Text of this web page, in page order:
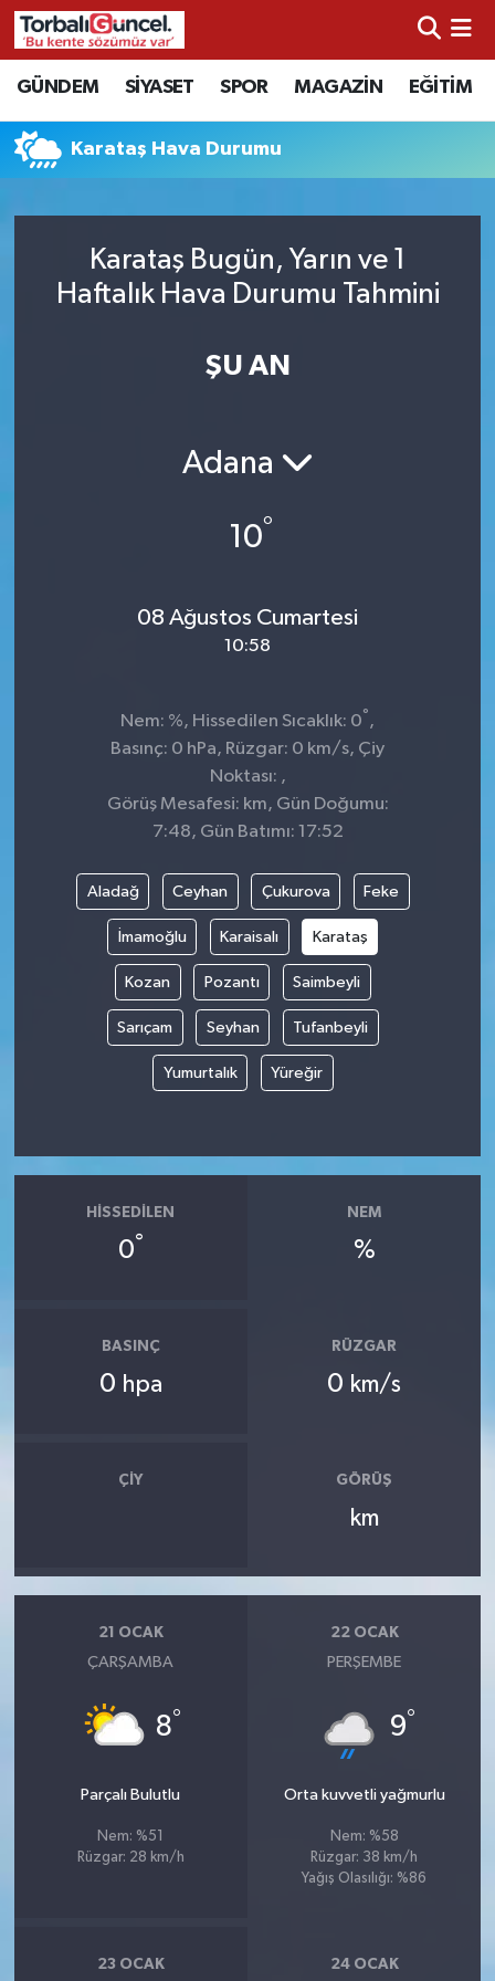
GÜNDEM SİYASET SPOR MAGAZİN EĞİTİM
Karataş Hava Durumu
Karataş Bugün, Yarın ve 1
Haftalık Hava Durumu Tahmini
ŞU AN
Adana
10°
08 Ağustos Cumartesi
10:58
Nem: %, Hissedilen Sıcaklık: 0° ,
Basınç: 0 hPa, Rüzgar: 0 km/s, Çiy
Noktası: ,
Görüş Mesafesi: km, Gün Doğumu:
7:48, Gün Batımı: 17:52
Aladağ Ceyhan Çukurova Feke
İmamoğlu Karaisalı Karataş
Kozan Pozantı Saimbeyli
Sarıçam Seyhan Tufanbeyli
Yumurtalık Yüreğir
HISSEDILEN
0°
NEM
%
BASINÇ
0 hpa
RÜZGAR
0 km/s
ÇIY GÖRÜŞ
km
21 OCAK
ÇARŞAMBA
8°
Parçalı Bulutlu
Nem: %51
Rüzgar: 28 km/h
22 OCAK
PERŞEMBE
9°
Orta kuvvetli yağmurlu
Nem: %58
Rüzgar: 38 km/h
Yağış Olasılığı: %86
23 OCAK 24 OCAK
İzmir Nöbetçi Eczaneler
İzmir Hava Durumu
İzmir Trafik Yoğunluk Haritası
Süper Lig Puan Durumu ve Fikstür